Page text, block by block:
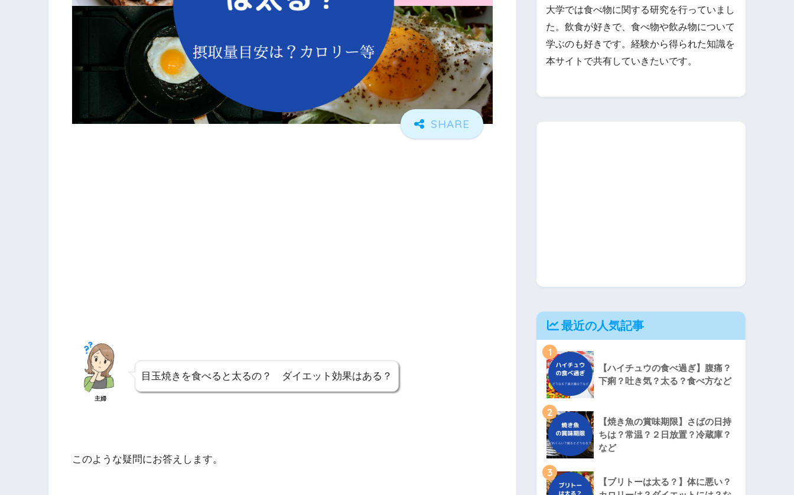
主婦
目玉焼きを食べると太るの？ ダイエット効果はある？
このような疑問にお答えします。
大学では食べ物に関する研究を行っていまし
た。飲食が好きで、食べ物や飲み物について
学ぶのも好きです。経験から得られた知識を
本サイトで共有していきたいです。
最近の人気記事
1
【ハイチュウの食べ過ぎ】腹痛？
下痢？吐き気？太る？食べ方など
2
【焼き魚の賞味期限】さばの日持
ちは？常温？２日放置？冷蔵庫？
など
3
【ブリトーは太る？】体に悪い？